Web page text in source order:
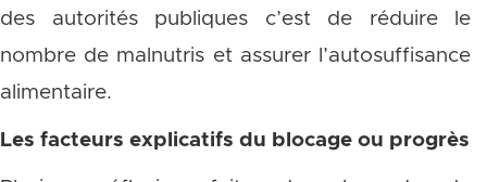
des autorités publiques c’est de réduire le
nombre de malnutris et assurer l’autosuffisance
alimentaire.
Les facteurs explicatifs du blocage ou progrès